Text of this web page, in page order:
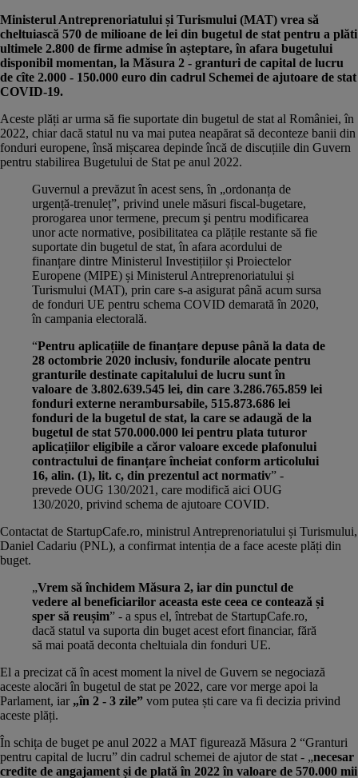
Ministerul Antreprenoriatului și Turismului (MAT) vrea să
cheltuiască 570 de milioane de lei din bugetul de stat pentru a plăti
ultimele 2.800 de firme admise în așteptare, în afara bugetului
disponibil momentan, la Măsura 2 - granturi de capital de lucru
de cîte 2.000 - 150.000 euro din cadrul Schemei de ajutoare de stat
COVID-19.
Aceste plăți ar urma să fie suportate din bugetul de stat al României, în
2022, chiar dacă statul nu va mai putea neapărat să deconteze banii din
fonduri europene, însă mișcarea depinde încă de discuțiile din Guvern
pentru stabilirea Bugetului de Stat pe anul 2022.
Guvernul a prevăzut în acest sens, în „ordonanța de
urgență-trenuleț”, privind unele măsuri fiscal-bugetare,
prorogarea unor termene, precum şi pentru modificarea
unor acte normative, posibilitatea ca plățile restante să fie
suportate din bugetul de stat, în afara acordului de
finanțare dintre Ministerul Investițiilor și Proiectelor
Europene (MIPE) și Ministerul Antreprenoriatului și
Turismului (MAT), prin care s-a asigurat până acum sursa
de fonduri UE pentru schema COVID demarată în 2020,
în campania electorală.
“Pentru aplicațiile de finanțare depuse până la data de
28 octombrie 2020 inclusiv, fondurile alocate pentru
granturile destinate capitalului de lucru sunt în
valoare de 3.802.639.545 lei, din care 3.286.765.859 lei
fonduri externe nerambursabile, 515.873.686 lei
fonduri de la bugetul de stat, la care se adaugă de la
bugetul de stat 570.000.000 lei pentru plata tuturor
aplicațiilor eligibile a căror valoare excede plafonului
contractului de finanțare încheiat conform articolului
16, alin. (1), lit. c, din prezentul act normativ” -
prevede OUG 130/2021 , care modifică aici OUG
130/2020, privind schema de ajutoare COVID.
Contactat de StartupCafe.ro, ministrul Antreprenoriatului și Turismului,
Daniel Cadariu (PNL), a confirmat intenția de a face aceste plăți din
buget.
„Vrem să închidem Măsura 2, iar din punctul de
vedere al beneficiarilor aceasta este ceea ce contează și
sper să reușim” - a spus el, întrebat de StartupCafe.ro,
dacă statul va suporta din buget acest efort financiar, fără
să mai poată deconta cheltuiala din fonduri UE.
El a precizat că în acest moment la nivel de Guvern se negociază
aceste alocări în bugetul de stat pe 2022, care vor merge apoi la
Parlament, iar „în 2 - 3 zile” vom putea ști care va fi decizia privind
aceste plăți.
În schița de buget pe anul 2022 a MAT figurează Măsura 2 “Granturi
pentru capital de lucru” din cadrul schemei de ajutor de stat - „necesar
credite de angajament și de plată în 2022 în valoare de 570.000 mii